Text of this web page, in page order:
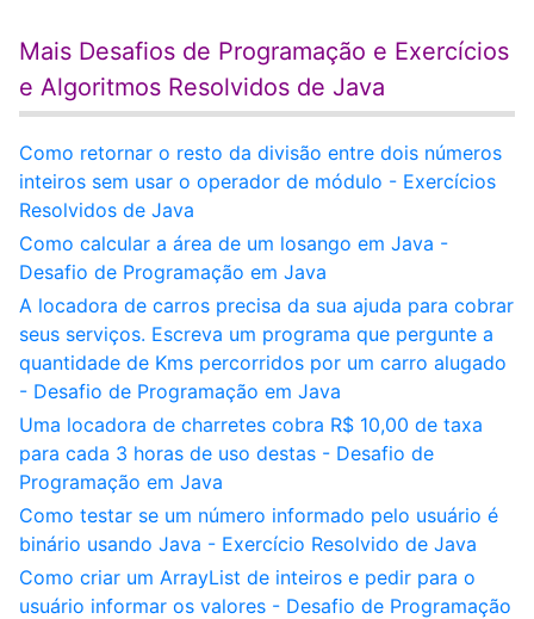
Mais Desafios de Programação e Exercícios
e Algoritmos Resolvidos de Java
Como retornar o resto da divisão entre dois números
inteiros sem usar o operador de módulo - Exercícios
Resolvidos de Java
Como calcular a área de um losango em Java -
Desafio de Programação em Java
A locadora de carros precisa da sua ajuda para cobrar
seus serviços. Escreva um programa que pergunte a
quantidade de Kms percorridos por um carro alugado
- Desafio de Programação em Java
Uma locadora de charretes cobra R$ 10,00 de taxa
para cada 3 horas de uso destas - Desafio de
Programação em Java
Como testar se um número informado pelo usuário é
binário usando Java - Exercício Resolvido de Java
Como criar um ArrayList de inteiros e pedir para o
usuário informar os valores - Desafio de Programação